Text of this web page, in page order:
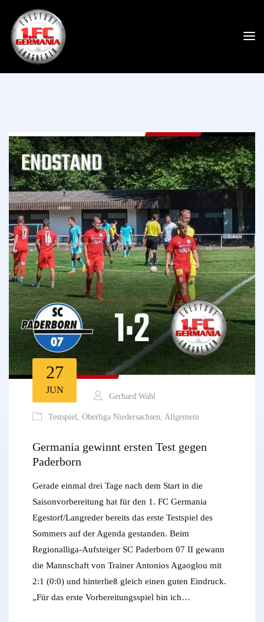
27
JUN
Gerhard Wahl
Testspiel, Oberliga Niedersachsen, Allgemein
Germania gewinnt ersten Test gegen
Paderborn
Gerade einmal drei Tage nach dem Start in die
Saisonvorbereitung hat für den 1. FC Germania
Egestorf/Langreder bereits das erste Testspiel des
Sommers auf der Agenda gestanden. Beim
Regionalliga-Aufsteiger SC Paderborn 07 II gewann
die Mannschaft von Trainer Antonios Agaoglou mit
2:1 (0:0) und hinterließ gleich einen guten Eindruck.
„Für das erste Vorbereitungsspiel bin ich…